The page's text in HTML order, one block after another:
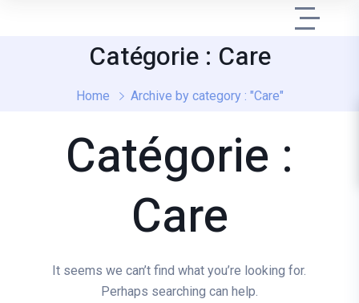
Catégorie : Care
Home Archive by category : "Care"
Catégorie :
Care
It seems we can’t find what you’re looking for.
Perhaps searching can help.